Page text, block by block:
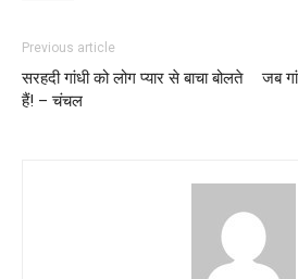
Previous article
सरहदी गांधी को लोग प्यार से बाचा बोलते
हैं! – चंचल
जब